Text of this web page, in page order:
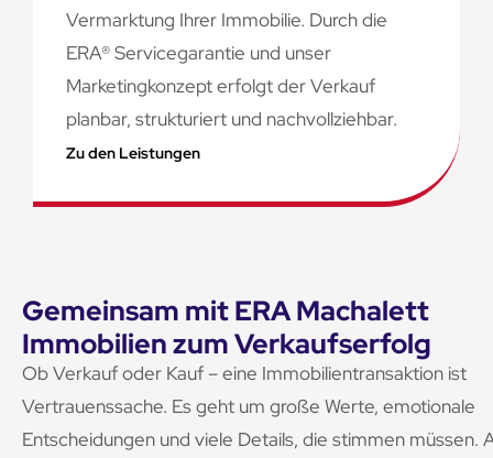
Vermarktung Ihrer Immobilie. Durch die
ERA® Servicegarantie und unser
Marketingkonzept erfolgt der Verkauf
planbar, strukturiert und nachvollziehbar.
Zu den Leistungen
Gemeinsam mit ERA Machalett
Immobilien zum Verkaufserfolg
Ob Verkauf oder Kauf – eine Immobilientransaktion ist
Vertrauenssache. Es geht um große Werte, emotionale
Entscheidungen und viele Details, die stimmen müssen.